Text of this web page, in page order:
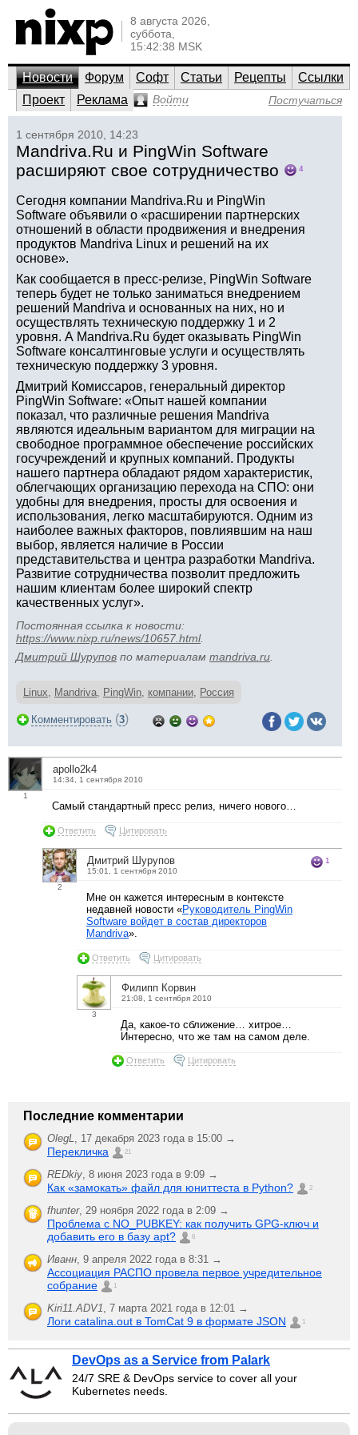
8 августа 2026,
суббота,
15:42:38 MSK
Новости Форум Софт Статьи Рецепты
Ссылки
Проект
Реклама Войти Постучаться
1 сентября 2010, 14:23
Mandriva.Ru и PingWin Software
расширяют свое сотрудничество
4
Сегодня компании Mandriva.Ru и PingWin
Software объявили о «расширении партнерских
отношений в области продвижения и внедрения
продуктов Mandriva Linux и решений на их
основе».
Как сообщается в пресс-релизе, PingWin Software
теперь будет не только заниматься внедрением
решений Mandriva и основанных на них, но и
осуществлять техническую поддержку 1 и 2
уровня. А Mandriva.Ru будет оказывать PingWin
Software консалтинговые услуги и осуществлять
техническую поддержку 3 уровня.
Дмитрий Комиссаров, генеральный директор
PingWin Software: «Опыт нашей компании
показал, что различные решения Mandriva
являются идеальным вариантом для миграции на
свободное программное обеспечение российских
госучреждений и крупных компаний. Продукты
нашего партнера обладают рядом характеристик,
облегчающих организацию перехода на СПО: они
удобны для внедрения, просты для освоения и
использования, легко масштабируются. Одним из
наиболее важных факторов, повлиявшим на наш
выбор, является наличие в России
представительства и центра разработки Mandriva.
Развитие сотрудничества позволит предложить
нашим клиентам более широкий спектр
качественных услуг».
Постоянная ссылка к новости:
https://www.nixp.ru/news/10657.html.
Дмитрий Шурупов по материалам mandriva.ru
Linux, Mandriva, PingWin, компании, Россия
Комментировать (3)
1
apollo2k4
14:34, 1 сентября 2010
Самый стандартный пресс релиз, ничего нового…
Ответить Цитировать
2
Дмитрий Шурупов
15:01, 1 сентября 2010
1
Мне он кажется интересным в контексте
недавней новости «Руководитель PingWin
Software войдет в состав директоров
Mandriva».
Ответить Цитировать
3
Филипп Корвин
21:08, 1 сентября 2010
Да, какое-то сближение… хитрое…
Интересно, что же там на самом деле.
Ответить Цитировать
Последние комментарии
OlegL, 17 декабря 2023 года в 15:00 →
Перекличка 21
REDkiy, 8 июня 2023 года в 9:09 →
Как «замокать» файл для юниттеста в Python? 2
fhunter, 29 ноября 2022 года в 2:09 →
Проблема с NO_PUBKEY: как получить GPG-ключ и
добавить его в базу apt?
6
Иванн, 9 апреля 2022 года в 8:31 →
Ассоциация РАСПО провела первое учредительное
собрание
1
Kiri11.ADV1, 7 марта 2021 года в 12:01 →
Логи catalina.out в TomCat 9 в формате JSON 1
DevOps as a Service from Palark
24/7 SRE & DevOps service to cover all your
Kubernetes needs.